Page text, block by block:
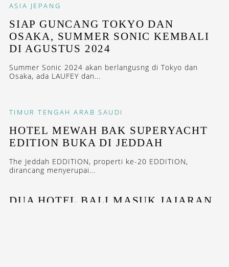
ASIA JEPANG
SIAP GUNCANG TOKYO DAN
OSAKA, SUMMER SONIC KEMBALI
DI AGUSTUS 2024
Summer Sonic 2024 akan berlangusng di Tokyo dan
Osaka, ada LAUFEY dan...
TIMUR TENGAH ARAB SAUDI
HOTEL MEWAH BAK SUPERYACHT
EDITION BUKA DI JEDDAH
The Jeddah EDDITION, properti ke-20 EDDITION,
dirancang menyerupai...
DUA HOTEL BALI MASUK JAJARAN